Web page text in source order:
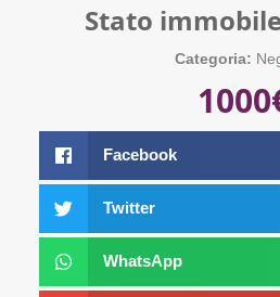
Stato
Categoria:
Facebook
Twitter
WhatsApp